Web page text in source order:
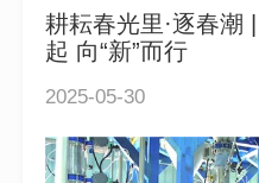
耕耘春光里·逐春潮
起 向“新”而行
2025-05-30